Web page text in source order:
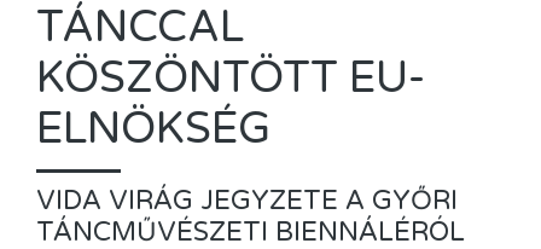
TÁNCCAL
KÖSZÖNTÖTT EU-
ELNÖKSÉG
VIDA VIRÁG JEGYZETE A GYŐRI
TÁNCMŰVÉSZETI BIENNÁLÉRÓL